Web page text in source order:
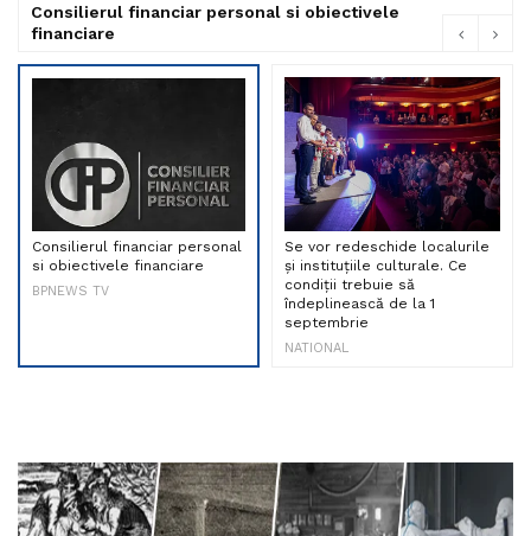
Consilierul financiar personal si obiectivele
financiare
Consilierul financiar personal
si obiectivele financiare
BPNEWS TV
Se vor redeschide localurile
și instituțiile culturale. Ce
condiții trebuie să
îndeplinească de la 1
septembrie
NATIONAL